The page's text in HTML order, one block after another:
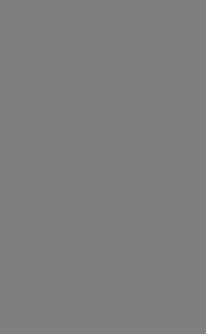
jaki spędzamy w małym
warto jak najwcześniej
niezwykle ważne jest